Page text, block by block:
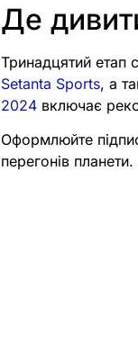
Де
Тринадцятий етап
Setanta Sports, а
2024 включає
Оформлюйте
перегонів